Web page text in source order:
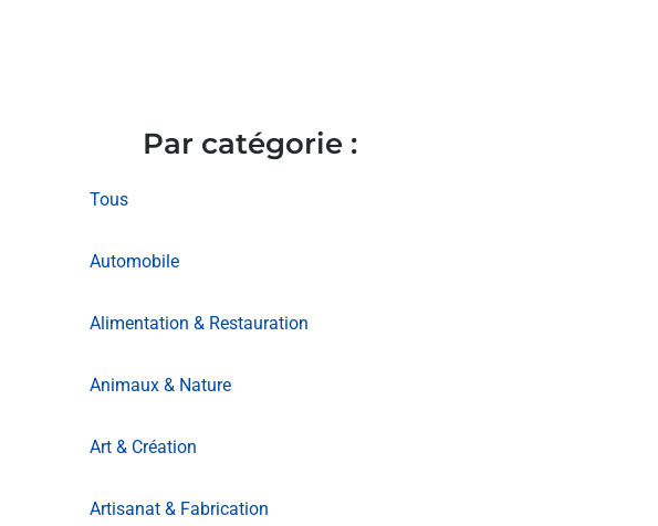
Par catégorie :
Tous
Automobile
Alimentation & Restauration
Animaux & Nature
Art & Création
Artisanat & Fabrication